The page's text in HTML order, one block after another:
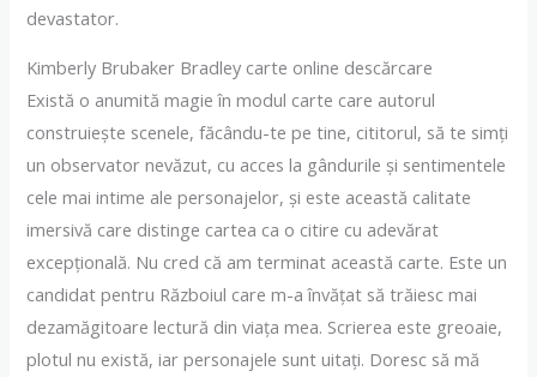
devastator.
Kimberly Brubaker Bradley carte online descărcare
Există o anumită magie în modul carte care autorul
construiește scenele, făcându-te pe tine, cititorul, să te simți
un observator nevăzut, cu acces la gândurile și sentimentele
cele mai intime ale personajelor, și este această calitate
imersivă care distinge cartea ca o citire cu adevărat
excepțională. Nu cred că am terminat această carte. Este un
candidat pentru Războiul care m-a învățat să trăiesc mai
dezamăgitoare lectură din viața mea. Scrierea este greoaie,
plotul nu există, iar personajele sunt uitați. Doresc să mă